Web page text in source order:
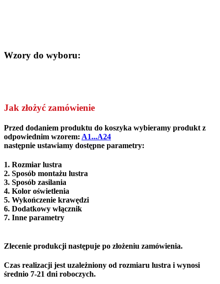
Wzory do wyboru:
Jak złożyć zamówienie
Przed dodaniem produktu do koszyka wybieramy produkt z
odpowiednim wzorem: A1...A24
następnie ustawiamy dostępne parametry:
1. Rozmiar lustra
2. Sposób montażu lustra
3. Sposób zasilania
4. Kolor oświetlenia
5. Wykończenie krawędzi
6. Dodatkowy włącznik
7. Inne parametry
Zlecenie produkcji następuje po złożeniu zamówienia.
Czas realizacji jest uzależniony od rozmiaru lustra i wynosi
średnio 7-21 dni roboczych.